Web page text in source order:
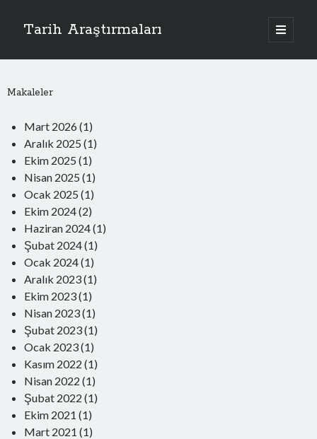
Tarih Araştırmaları
Tarih Araştırmaları
1455 Tarihli Tahrir Defteri Işığında Ordu Yöresinde Türkleşme Süreci
10 Mart 2026
Bayram Bey’in Soyu
25 Aralık 2025
Aleviler ve Cem Dili
20 Ekim 2025
İslam Dünyasında Bilimden Nasıl Kopuldu?
Türk Devlet Geleneğinde Komitacılar
15 Ocak 2025
Eşit Yurttaşlık mı? Yurttaşların Eşitliği mi?
29 Ekim 2024
Dillerin Doğuşu ve Türkçe
13 Ekim 2024
Mevali
17 Haziran 2024
Makaleler
Mart 2026(1)
Aralık 2025 (1)
Ekim 2025 (1)
Nisan 2025 (1)
Ocak 2025 (1)
Ekim 2024(2)
Haziran 2024(1)
Şubat 2024(1)
Ocak 2024(1)
Aralık 2023(1)
Ekim 2023(1)
Nisan 2023(1)
Şubat 2023(1)
Ocak 2023(1)
Kasım 2022 (1)
Nisan 2022 (1)
Şubat 2022 (1)
Ekim 2021 (1)
Mart 2021 (1)